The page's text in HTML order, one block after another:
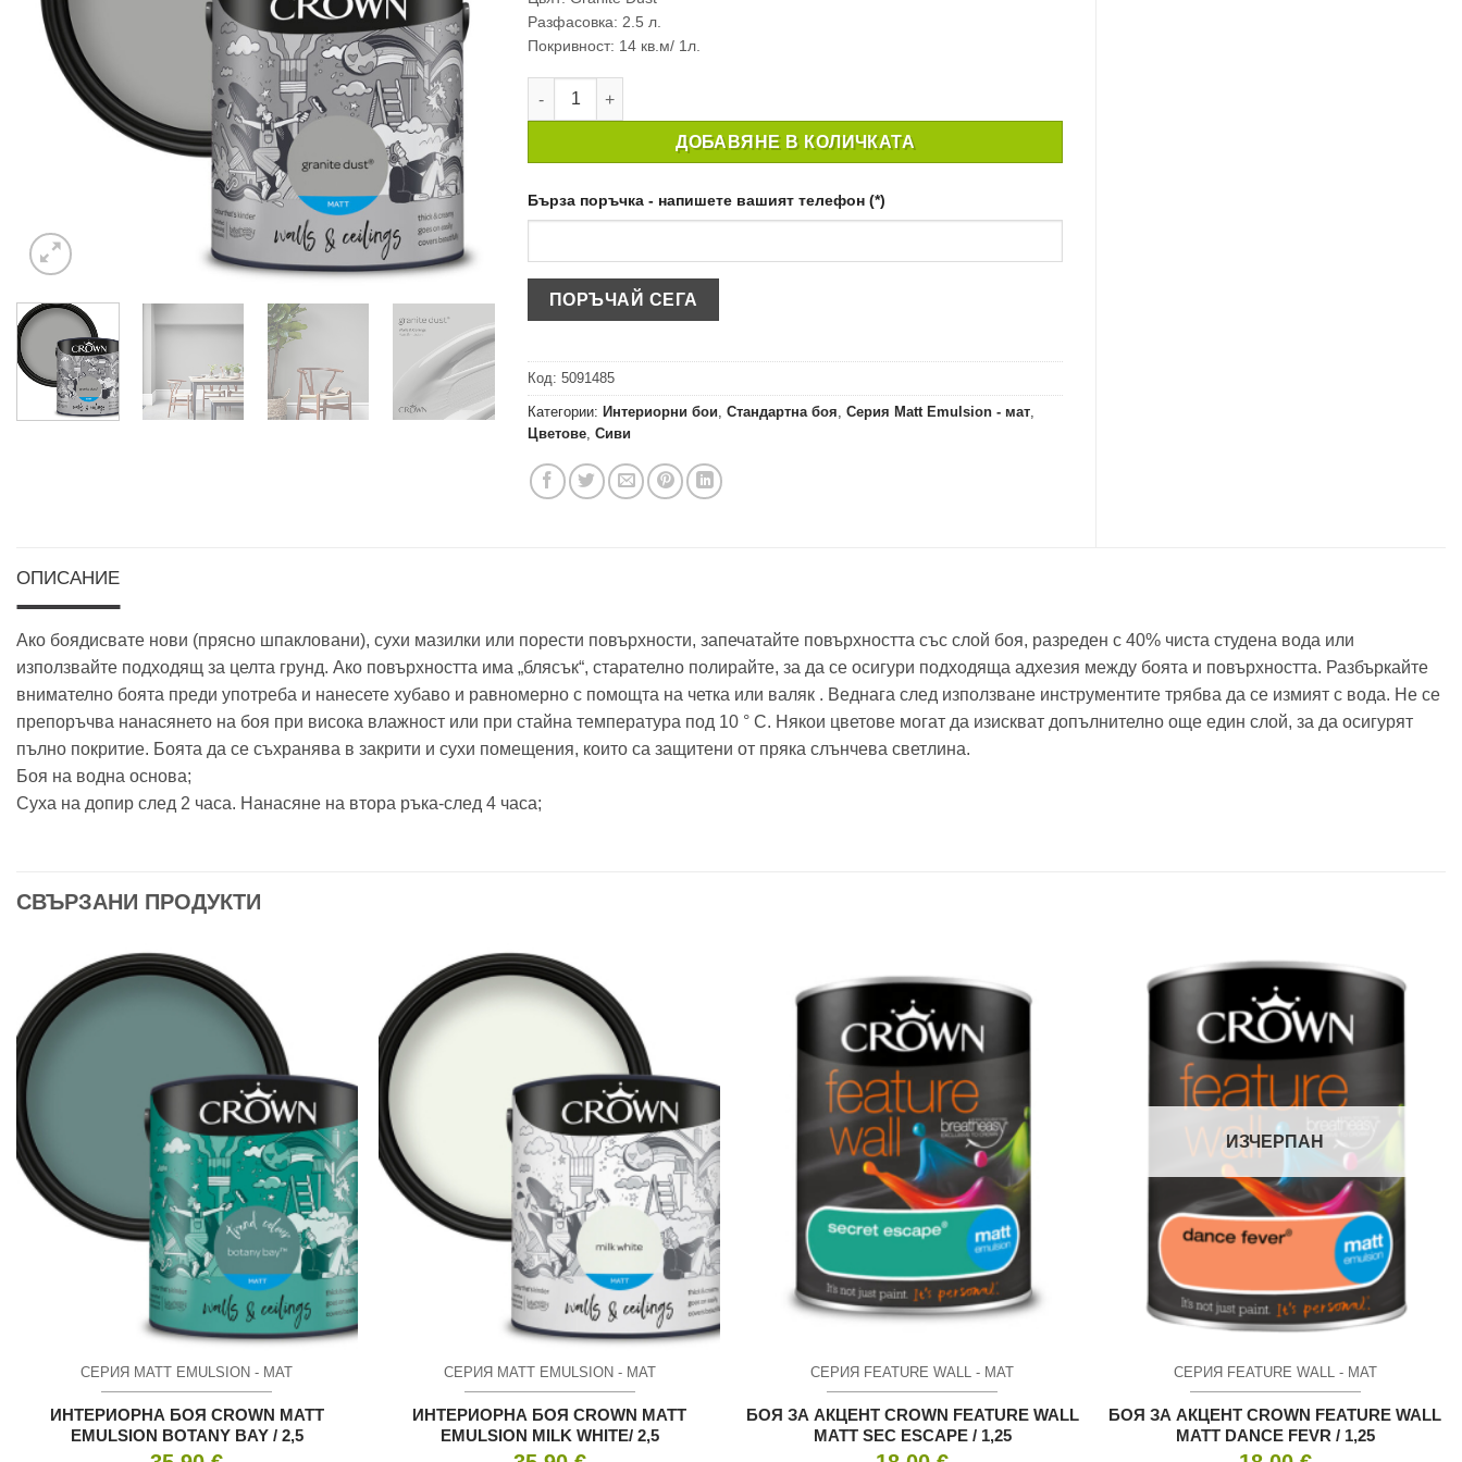
Разфасовка: 2.5 л.
Покривност: 14 кв.м/ 1л.
количество за ИНТЕРИОРНА БОЯ CROWN MATT EMULSION GRNTE DUST / 2,5
ДОБАВЯНЕ В КОЛИЧКАТА
Бърза поръчка - напишете вашият телефон (*)
Код:5091485
Категории:Интериорни бои ,Стандартна боя ,Серия Matt Emulsion - мат
Цветове ,Сиви
ОПИСАНИЕ
Ако боядисвате нови (прясно шпакловани), сухи мазилки или порести повърхности, запечатайте повърхността със слой боя, разреден с 40% чиста студена вода или
използвайте подходящ за целта грунд. Ако повърхността има „блясък“, старателно полирайте, за да се осигури подходяща адхезия между боята и повърхността. Разбъркайте
внимателно боята преди употреба и нанесете хубаво и равномерно с помощта на четка или валяк . Веднага след използване инструментите трябва да се измият с вода. Не се
препоръчва нанасянето на боя при висока влажност или при стайна температура под 10 ° C. Някои цветове могат да изискват допълнително още един слой, за да осигурят
пълно покритие. Боята да се съхранява в закрити и сухи помещения, които са защитени от пряка слънчева светлина.
Боя на водна основа;
Суха на допир след 2 часа. Нанасяне на втора ръка-след 4 часа;
СВЪРЗАНИ ПРОДУКТИ
СЕРИЯ MATT EMULSION - МАТ
ИНТЕРИОРНА БОЯ CROWN MATT
EMULSION BOTANY BAY / 2,5
СЕРИЯ MATT EMULSION - МАТ
ИНТЕРИОРНА БОЯ CROWN MATT
EMULSION MILK WHITE/ 2,5
СЕРИЯ FEATURE WALL - МАТ
БОЯ ЗА АКЦЕНТ CROWN FEATURE WALL
MATT SEC ESCAPE / 1,25
ИЗЧЕРПАН
СЕРИЯ FEATURE WALL - МАТ
БОЯ ЗА АКЦЕНТ CROWN FEATURE WALL
MATT DANCE FEVR / 1,25